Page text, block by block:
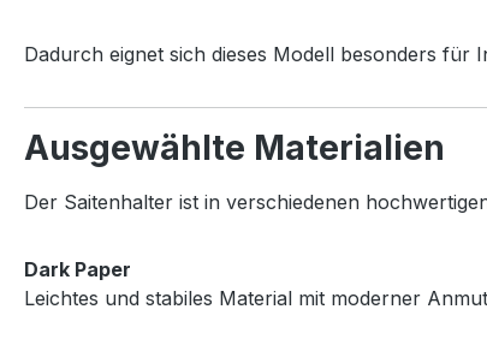
Dadurch eignet sich dieses Modell besonders für
Ausgewählte Materialien
Der Saitenhalter ist in verschiedenen
Dark Paper
Leichtes und stabiles Material mit moderner